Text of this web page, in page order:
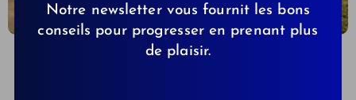
Notre newsletter vous fournit les bons
conseils pour progresser en prenant plus
de plaisir.